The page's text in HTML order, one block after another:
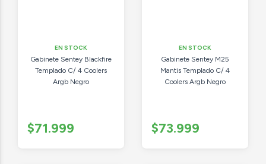
EN STOCK
Gabinete Sentey Blackfire
Templado C/ 4 Coolers
Argb Negro
$71.999
EN STOCK
Gabinete Sentey M25
Mantis Templado C/ 4
Coolers Argb Negro
$73.999